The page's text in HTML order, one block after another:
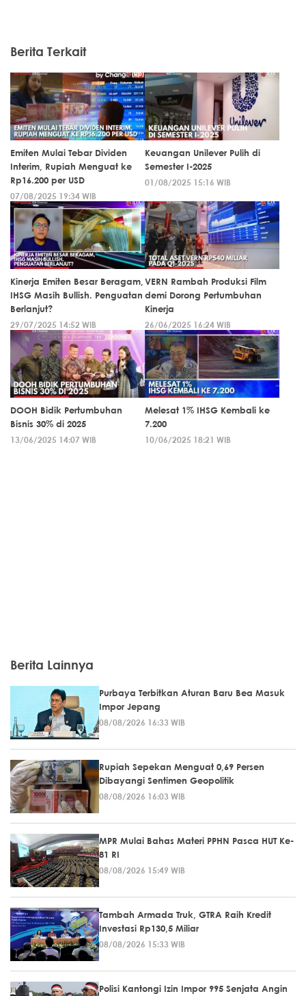
Berita Terkait
Emiten Mulai Tebar Dividen
Interim, Rupiah Menguat ke
Rp16.200 per USD
07/08/2025 19:34 WIB
Keuangan Unilever Pulih di
Semester I-2025
01/08/2025 15:16 WIB
Kinerja Emiten Besar Beragam,
IHSG Masih Bullish. Penguatan
Berlanjut?
29/07/2025 14:52 WIB
VERN Rambah Produksi Film
demi Dorong Pertumbuhan
Kinerja
26/06/2025 16:24 WIB
DOOH Bidik Pertumbuhan
Bisnis 30% di 2025
13/06/2025 14:07 WIB
Melesat 1% IHSG Kembali ke
7.200
10/06/2025 18:21 WIB
Berita Lainnya
Purbaya Terbitkan Aturan Baru Bea Masuk
Impor Jepang
08/08/2026 16:33 WIB
Rupiah Sepekan Menguat 0,69 Persen
Dibayangi Sentimen Geopolitik
08/08/2026 16:03 WIB
MPR Mulai Bahas Materi PPHN Pasca HUT Ke-
81 RI
08/08/2026 15:49 WIB
Tambah Armada Truk, GTRA Raih Kredit
Investasi Rp130,5 Miliar
08/08/2026 15:33 WIB
Polisi Kantongi Izin Impor 995 Senjata Angin